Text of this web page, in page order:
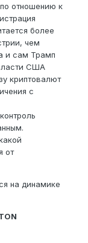
отношению к
более
чем
и сам Трамп
США
криптовалют
с
от
на динамике